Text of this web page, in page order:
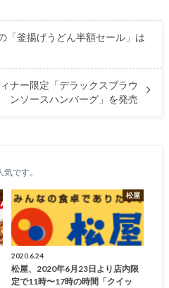
「釜揚げうどん半額セール」は
ナー限定「デラックスブラウ
ンソースハンバーグ」を発売
です。
松屋
2020.6.24
松屋、2020年6月23日より店内限
定で11時〜17時の時間「クイッ